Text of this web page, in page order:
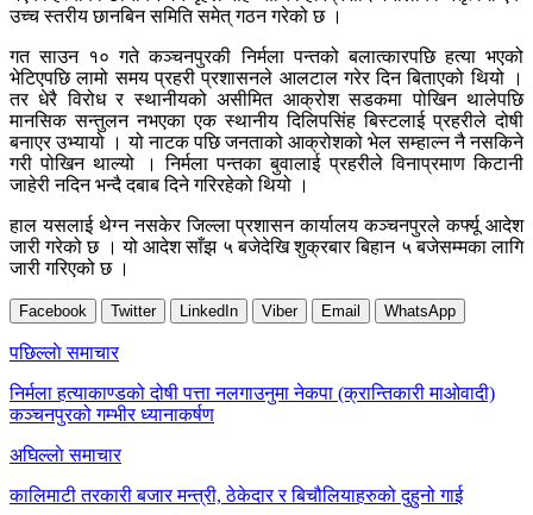
उच्च स्तरीय छानबिन समिति समेत् गठन गरेको छ ।
गत साउन १० गते कञ्चनपुरकी निर्मला पन्तको बलात्कारपछि हत्या भएको
भेटिएपछि लामो समय प्रहरी प्रशासनले आलटाल गरेर दिन बिताएको थियो ।
तर धेरै विरोध र स्थानीयको असीमित आक्रोश सडकमा पोखिन थालेपछि
मानसिक सन्तुलन नभएका एक स्थानीय दिलिपसिंह बिस्टलाई प्रहरीले दोषी
बनाएर उभ्यायो । यो नाटक पछि जनताको आक्रोशको भेल सम्हाल्न नै नसकिने
गरी पोखिन थाल्यो । निर्मला पन्तका बुवालाई प्रहरीले विनाप्रमाण किटानी
जाहेरी नदिन भन्दै दबाब दिने गरिरहेको थियो ।
हाल यसलाई थेग्न नसकेर जिल्ला प्रशासन कार्यालय कञ्चनपुरले कर्फ्यू आदेश
जारी गरेको छ । यो आदेश साँझ ५ बजेदेखि शुक्रबार बिहान ५ बजेसम्मका लागि
जारी गरिएको छ ।
Facebook Twitter LinkedIn Viber Email WhatsApp
Post
navigation
पछिल्लाे समाचार
निर्मला हत्याकाण्डको दोषी पत्ता नलगाउनुमा नेकपा (क्रान्तिकारी माओवादी)
कञ्चनपुरको गम्भीर ध्यानाकर्षण
अघिल्लाे समाचार
कालिमाटी तरकारी बजार मन्त्री, ठेकेदार र बिचौलियाहरुको दुहुनो गाई